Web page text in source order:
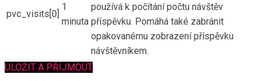
pvc_visits[0]
1
minuta
používá k počítání počtu návštěv
příspěvku. Pomáhá také zabránit
opakovanému zobrazení příspěvku
návštěvníkem.
ULOŽIT A PŘIJMOUT